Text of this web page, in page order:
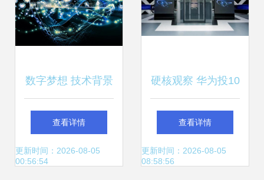
数字梦想 技术背景
与虚拟可视化融合
下的计算机科技未
查看详情
更新时间：2026-08-05
00:56:54
硬核观察 华为投10
亿美元研发汽车技
术，称自动驾驶超
查看详情
更新时间：2026-08-05
08:58:56